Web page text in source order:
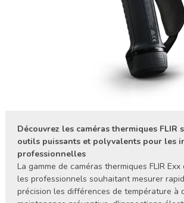
Découvrez les caméras thermiques FLIR
outils puissants et polyvalents pour les
professionnelles
La gamme de caméras thermiques FLIR
les professionnels souhaitant mesurer
précision les différences de température à